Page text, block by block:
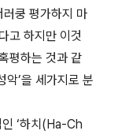
쿵 평가하지 마
고 하지만 이것
평하는 것과 같
악’을 세가지로 분
‘하치(Ha-Ch